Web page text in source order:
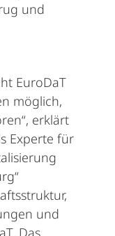
und
EuroDaT
möglich,
erklärt
Experte für
und
Das